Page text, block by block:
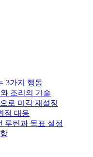
3가지 행동
조리의 기술
로 미각 재설정
적 대응
루틴과 목표 설정